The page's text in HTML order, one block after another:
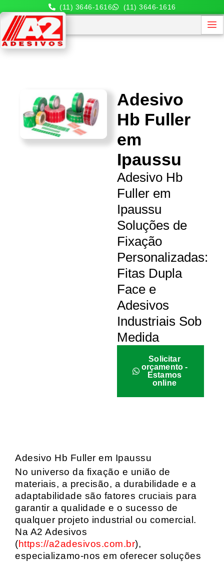
(11) 3646-1616 (11) 3646-1616
Adesivo
Hb Fuller
em
Ipaussu
Adesivo Hb
Fuller em
Ipaussu
Soluções de
Fixação
Personalizadas:
Fitas Dupla
Face e
Adesivos
Industriais Sob
Medida
Solicitar
orçamento -
Estamos
online
Adesivo Hb Fuller em Ipaussu
No universo da fixação e união de
materiais, a precisão, a durabilidade e a
adaptabilidade são fatores cruciais para
garantir a qualidade e o sucesso de
qualquer projeto industrial ou comercial.
Na A2 Adesivos
(https://a2adesivos.com.br),
especializamo-nos em oferecer soluções